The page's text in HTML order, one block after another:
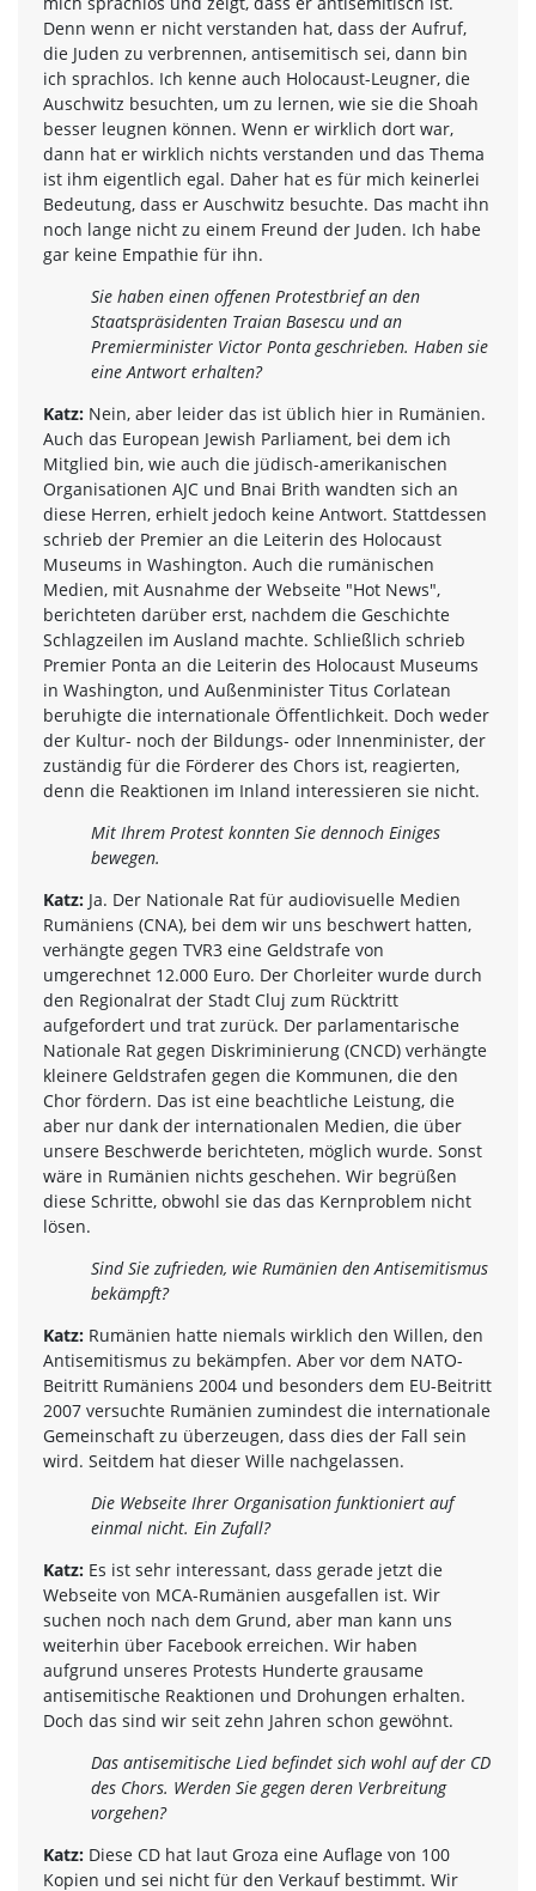
Denn wenn er nicht verstanden hat, dass der Aufruf,
die Juden zu verbrennen, antisemitisch sei, dann bin
ich sprachlos. Ich kenne auch Holocaust-Leugner, die
Auschwitz besuchten, um zu lernen, wie sie die Shoah
besser leugnen können. Wenn er wirklich dort war,
dann hat er wirklich nichts verstanden und das Thema
ist ihm eigentlich egal. Daher hat es für mich keinerlei
Bedeutung, dass er Auschwitz besuchte. Das macht ihn
noch lange nicht zu einem Freund der Juden. Ich habe
gar keine Empathie für ihn.
Sie haben einen offenen Protestbrief an den
Staatspräsidenten Traian Basescu und an
Premierminister Victor Ponta geschrieben. Haben sie
eine Antwort erhalten?
Katz: Nein, aber leider das ist üblich hier in Rumänien.
Auch das European Jewish Parliament, bei dem ich
Mitglied bin, wie auch die jüdisch-amerikanischen
Organisationen AJC und Bnai Brith wandten sich an
diese Herren, erhielt jedoch keine Antwort. Stattdessen
schrieb der Premier an die Leiterin des Holocaust
Museums in Washington. Auch die rumänischen
Medien, mit Ausnahme der Webseite "Hot News",
berichteten darüber erst, nachdem die Geschichte
Schlagzeilen im Ausland machte. Schließlich schrieb
Premier Ponta an die Leiterin des Holocaust Museums
in Washington, und Außenminister Titus Corlatean
beruhigte die internationale Öffentlichkeit. Doch weder
der Kultur- noch der Bildungs- oder Innenminister, der
zuständig für die Förderer des Chors ist, reagierten,
denn die Reaktionen im Inland interessieren sie nicht.
Mit Ihrem Protest konnten Sie dennoch Einiges
bewegen.
Katz: Ja. Der Nationale Rat für audiovisuelle Medien
Rumäniens (CNA), bei dem wir uns beschwert hatten,
verhängte gegen TVR3 eine Geldstrafe von
umgerechnet 12.000 Euro. Der Chorleiter wurde durch
den Regionalrat der Stadt Cluj zum Rücktritt
aufgefordert und trat zurück. Der parlamentarische
Nationale Rat gegen Diskriminierung (CNCD) verhängte
kleinere Geldstrafen gegen die Kommunen, die den
Chor fördern. Das ist eine beachtliche Leistung, die
aber nur dank der internationalen Medien, die über
unsere Beschwerde berichteten, möglich wurde. Sonst
wäre in Rumänien nichts geschehen. Wir begrüßen
diese Schritte, obwohl sie das das Kernproblem nicht
lösen.
Sind Sie zufrieden, wie Rumänien den Antisemitismus
bekämpft?
Katz: Rumänien hatte niemals wirklich den Willen, den
Antisemitismus zu bekämpfen. Aber vor dem NATO-
Beitritt Rumäniens 2004 und besonders dem EU-Beitritt
2007 versuchte Rumänien zumindest die internationale
Gemeinschaft zu überzeugen, dass dies der Fall sein
wird. Seitdem hat dieser Wille nachgelassen.
Die Webseite Ihrer Organisation funktioniert auf
einmal nicht. Ein Zufall?
Katz: Es ist sehr interessant, dass gerade jetzt die
Webseite von MCA-Rumänien ausgefallen ist. Wir
suchen noch nach dem Grund, aber man kann uns
weiterhin über Facebook erreichen. Wir haben
aufgrund unseres Protests Hunderte grausame
antisemitische Reaktionen und Drohungen erhalten.
Doch das sind wir seit zehn Jahren schon gewöhnt.
Das antisemitische Lied befindet sich wohl auf der CD
des Chors. Werden Sie gegen deren Verbreitung
vorgehen?
Katz: Diese CD hat laut Groza eine Auflage von 100
Kopien und sei nicht für den Verkauf bestimmt. Wir